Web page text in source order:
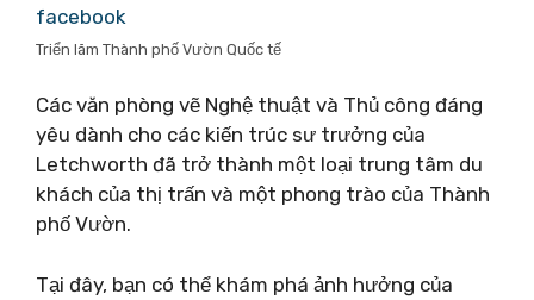
facebook
Triển lãm Thành phố Vườn Quốc tế
Các văn phòng vẽ Nghệ thuật và Thủ công đáng
yêu dành cho các kiến ​​trúc sư trưởng của
Letchworth đã trở thành một loại trung tâm du
khách của thị trấn và một phong trào của Thành
phố Vườn.
Tại đây, bạn có thể khám phá ảnh hưởng của